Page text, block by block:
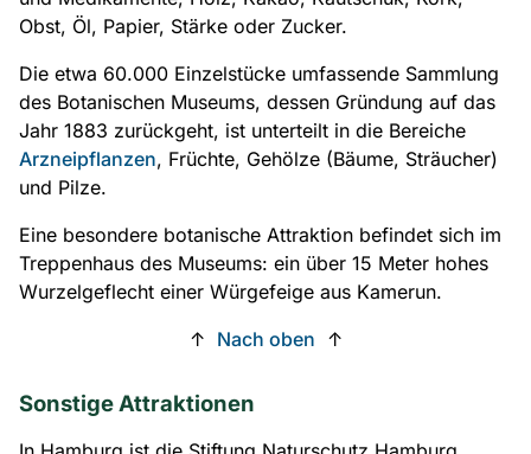
Obst, Öl, Papier, Stärke oder Zucker.
Die etwa 60.000 Einzelstücke umfassende Sammlung
des Botanischen Museums, dessen Gründung auf das
Jahr 1883 zurückgeht, ist unterteilt in die Bereiche
Arzneipflanzen, Früchte, Gehölze (Bäume, Sträucher)
und Pilze.
Eine besondere botanische Attraktion befindet sich im
Treppenhaus des Museums: ein über 15 Meter hohes
Wurzelgeflecht einer Würgefeige aus Kamerun.
↑ Nach oben ↑
Sonstige Attraktionen